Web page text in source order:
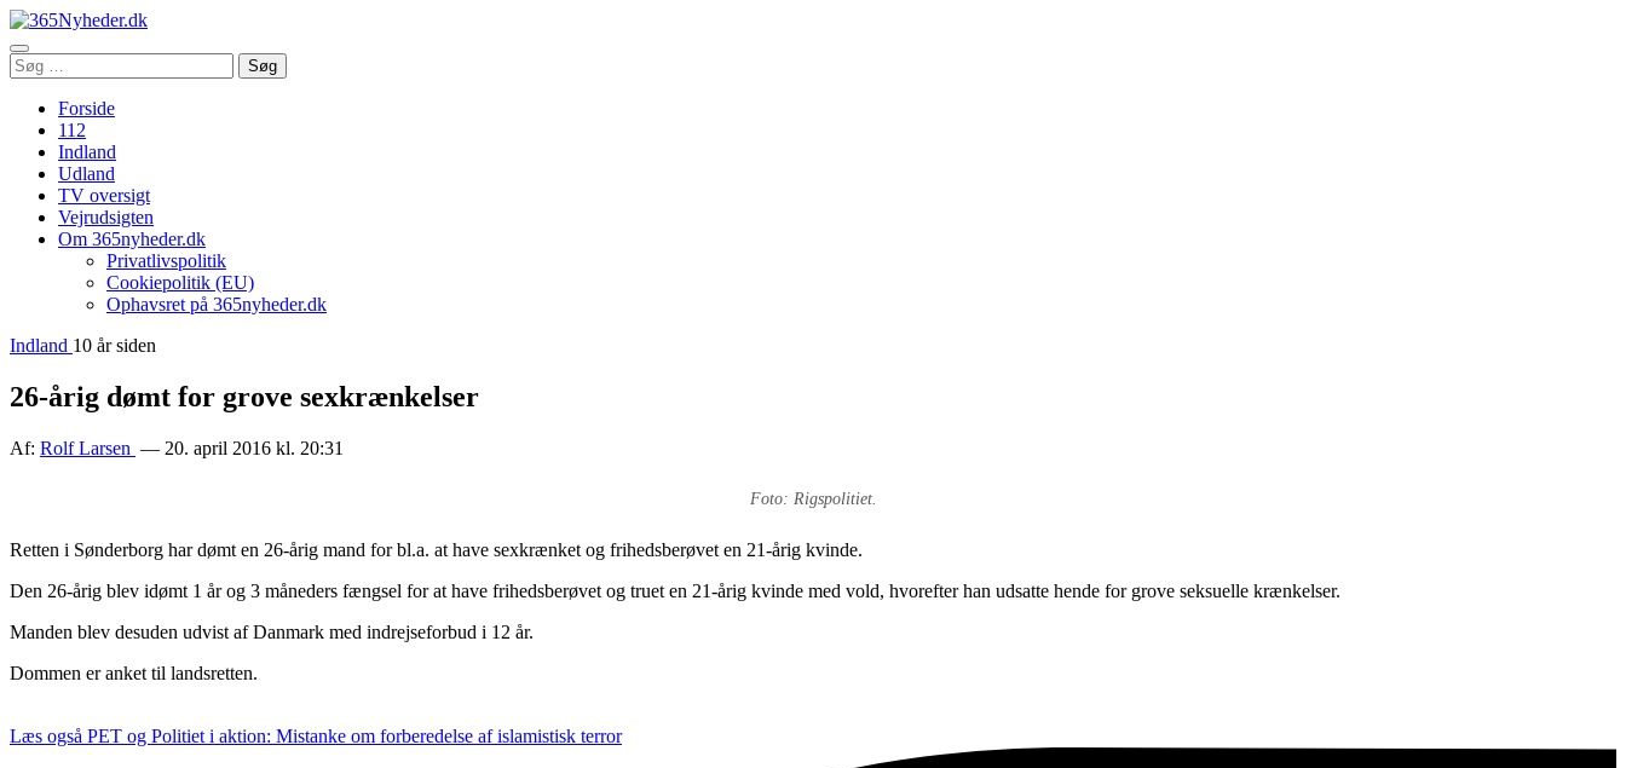
Åbn
menu
Søg
efter:
Søg
Forside
112
Indland
Udland
TV oversigt
Vejrudsigten
Om 365nyheder.dk
Privatlivspolitik
Cookiepolitik (EU)
Ophavsret på 365nyheder.dk
Indland 10 år siden
26-årig dømt for grove sexkrænkelser
Af: Rolf Larsen — 20. april 2016 kl. 20:31
Foto: Rigspolitiet.
Retten i Sønderborg har dømt en 26-årig mand for bl.a. at have sexkrænket og frihedsberøvet en 21-årig kvinde.
Den 26-årig blev idømt 1 år og 3 måneders fængsel for at have frihedsberøvet og truet en 21-årig kvinde med vold, hvorefter han udsatte hende for grove seksuelle krænkelser.
Manden blev desuden udvist af Danmark med indrejseforbud i 12 år.
Dommen er anket til landsretten.
Læs også PET og Politiet i aktion: Mistanke om forberedelse af islamistisk terror